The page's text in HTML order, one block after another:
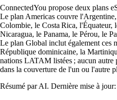
ConnectedYou propose deux plans
Le plan Americas couvre
Colombie, le Costa Rica, l'Équateur,
Nicaragua, le Panama, le Pérou, le
Le plan Global inclut également ces
République dominicaine, la
nations LATAM listées ; aucun
dans la couverture de l'un ou l'autre
Résumé par AI. Dernière mise à jour: